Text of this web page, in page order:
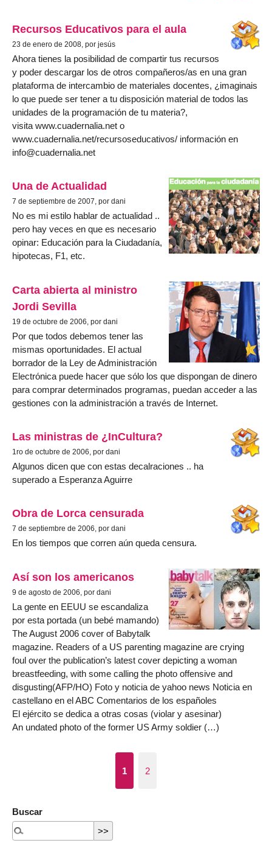
Recursos Educativos para el aula
23 de enero de 2008, por jesús
Ahora tienes la posibilidad de compartir tus recursos
y poder descargar los de otros compañeros/as en una gran
plataforma de intercambio de materiales docentes, ¿imaginais
lo que puede ser tener a tu disposición material de todos las
unidades de la programación de tu materia?,
visita www.cuadernalia.net o
www.cuadernalia.net/recursoseducativos/ información en
info@cuadernalia.net
Una de Actualidad
7 de septiembre de 2007, por dani
No es mi estilo hablar de actualidad ..
pero hay veces en que es necesario
opinar: Educación para la Ciudadanía,
hipotecas, F1, etc.
Carta abierta al ministro
Jordi Sevilla
19 de octubre de 2006, por dani
Por que todos debemos tener las
mismas oportunidades. El actual
borrador de la Ley de Administración
Electrónica puede hacer que sólo los que dispongan de dinero
para comprar determinados programas, puedan acceder a las
gestiones con la administración a través de Internet.
Las ministras de ¿InCultura?
1ro de octubre de 2006, por dani
Algunos dicen que con estas decalraciones .. ha
superado a Esperanza Aguirre
Obra de Lorca censurada
7 de septiembre de 2006, por dani
En los tiempos que corren aún queda censura.
Así son los americanos
9 de agosto de 2006, por dani
La gente en EEUU se escandaliza
por esta portada (un bebé mamando)
The August 2006 cover of Babytalk
magazine. Readers of a US parenting magazine are crying
foul over the publication’s latest cover depicting a woman
breastfeeding, with some calling the photo offensive and
disgusting(AFP/HO) Foto y noticia de yahoo news Noticia en
castellano en el ABC Comentarios de los españoles
El ejército se dedica a otras cosas (violar y asesinar)
An undated photo of the former US Army soldier (…)
1 2
Buscar